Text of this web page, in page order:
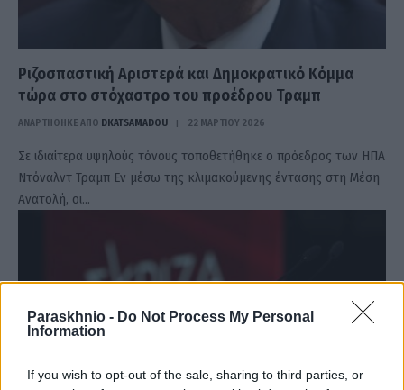
Paraskhnio - Do Not Process My Personal
Information
If you wish to opt-out of the sale, sharing to third parties, or
Ριζοσπαστική Αριστερά και Δημοκρατικό Κόμμα
τώρα στο στόχαστρο του προέδρου Τραμπ
ΑΝΑΡΤΗΘΗΚΕ ΑΠΟ DKATSAMADOU 22 ΜΑΡΤΊΟΥ 2026
Σε ιδιαίτερα υψηλούς τόνους τοποθετήθηκε ο πρόεδρος των ΗΠΑ
Ντόναλντ Τραμπ Εν μέσω της κλιμακούμενης έντασης στη Μέση
Ανατολή, οι…